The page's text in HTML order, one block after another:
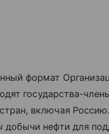
формат
государства-
включая
добычи нефти для